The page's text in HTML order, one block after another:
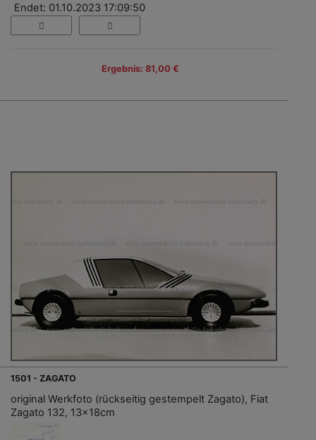
Endet: 01.10.2023 17:09:50
Ergebnis: 81,00 €
1501 - ZAGATO
original Werkfoto (rückseitig gestempelt Zagato), Fiat
Zagato 132, 13x18cm